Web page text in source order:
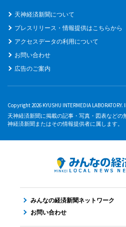
天神経済新聞について
プレスリリース・情報提供はこちらから
アクセスデータの利用について
お問い合わせ
広告のご案内
Copyright 2026 KYUSHU INTERMEDIA
天神経済新聞に掲載の記事・写真・図表などの
神経済新聞またはその情報提供者に属します。
みんなの経済新聞ネットワーク
お問い合わせ